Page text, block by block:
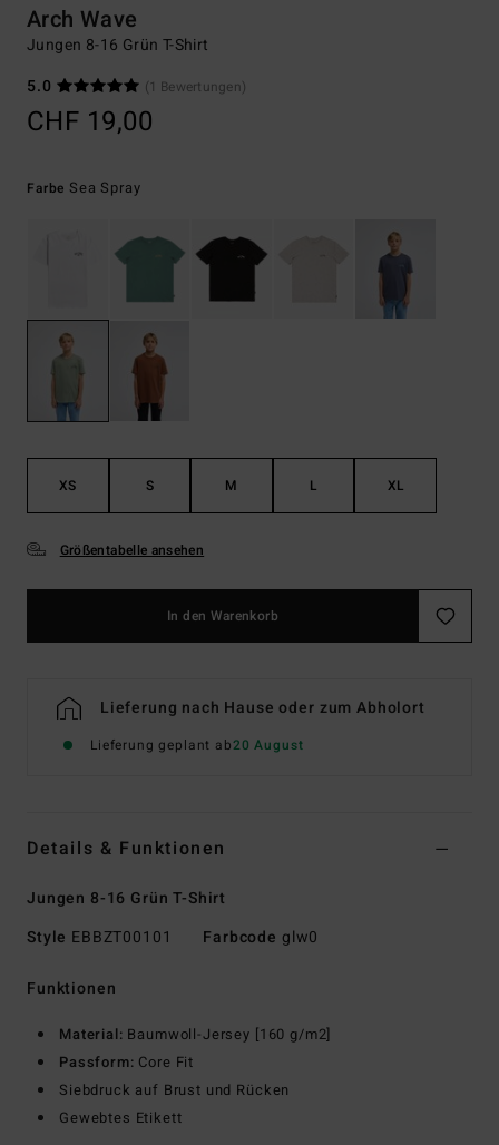
Arch Wave
Jungen 8-16 Grün T-Shirt
5.0
(1 Bewertungen)
CHF 19,00
Farbe Sea Spray
XS S M L XL
Größentabelle ansehen
In den Warenkorb
Lieferung nach Hause oder zum Abholort
Lieferung geplant ab20 August
Details & Funktionen
Jungen 8-16 Grün T-Shirt
Style EBBZT00101 Farbcode glw0
Funktionen
Material: Baumwoll-Jersey [160 g/m2]
Passform: Core Fit
Siebdruck auf Brust und Rücken
Gewebtes Etikett